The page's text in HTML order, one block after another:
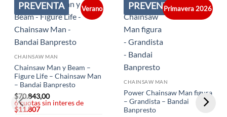
PREVENTA Verano
CHAINSAW MAN
Chainsaw Man y Beam –
Figure Life – Chainsaw Man
– Bandai Banpresto
$70.843,00
6 cuotas sin interes de
$11.807
PREVENTAPrimavera 2026
CHAINSAW MAN
Power Chainsaw Man figura
– Grandista – Bandai
Banpresto